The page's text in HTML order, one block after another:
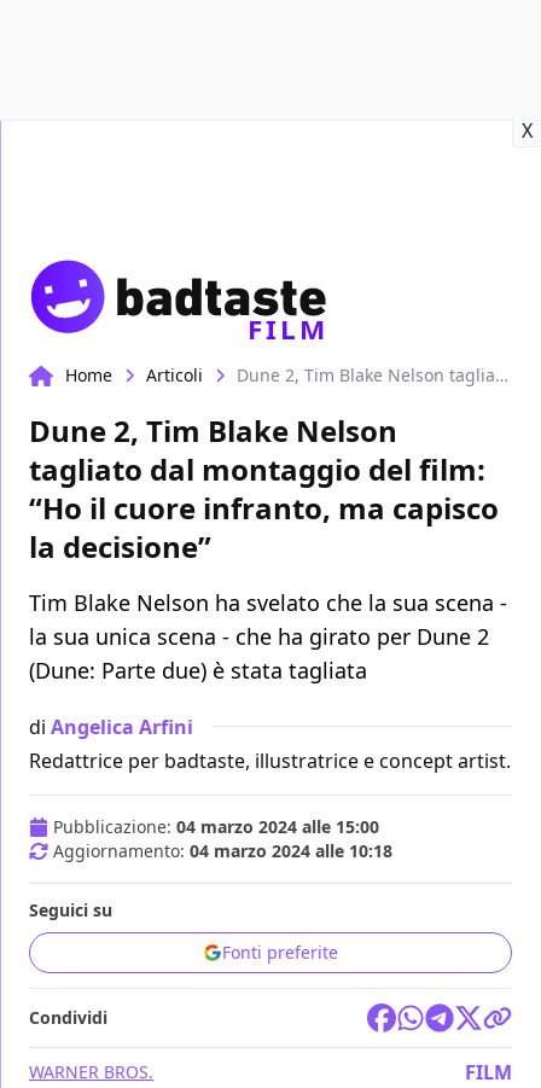
X
FILM
Home Articoli Dune 2, Tim Blake Nelson tagliato dal montaggio del film: “Ho il cuore infranto, ma capisco la decisione”
Dune 2, Tim Blake Nelson
tagliato dal montaggio del film:
“Ho il cuore infranto, ma capisco
la decisione”
Tim Blake Nelson ha svelato che la sua scena -
la sua unica scena - che ha girato per Dune 2
(Dune: Parte due) è stata tagliata
di Angelica Arfini
Redattrice per badtaste, illustratrice e concept artist.
Pubblicazione: 04 marzo 2024 alle 15:00
Aggiornamento: 04 marzo 2024 alle 10:18
Seguici su
Fonti preferite
Condividi
WARNER BROS. FILM